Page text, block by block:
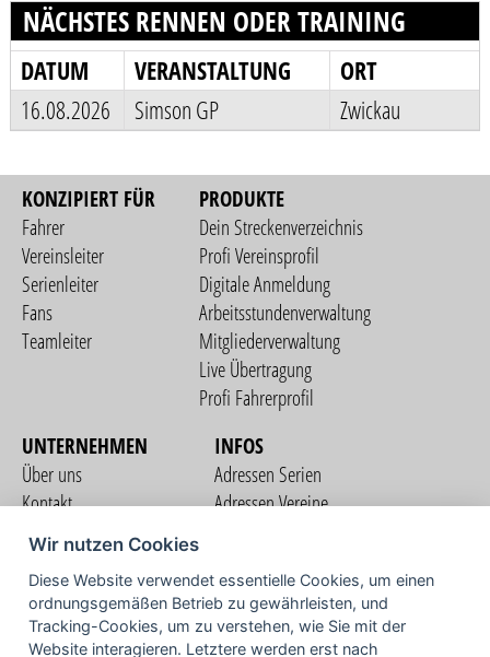
NÄCHSTES RENNEN ODER TRAINING
DATUM VERANSTALTUNG
ORT
16.08.2026
Simson GP Zwickau
KONZIPIERT FÜR
Fahrer
Vereinsleiter
Serienleiter
Fans
Teamleiter
PRODUKTE
Dein Streckenverzeichnis
Profi Vereinsprofil
Digitale Anmeldung
Arbeitsstundenverwaltung
Mitgliederverwaltung
Live Übertragung
Profi Fahrerprofil
UNTERNEHMEN
Über uns
Kontakt
Nutzungsbedingungen
Datenschutzerklärung
Impressum
INFOS
Adressen Serien
Adressen Vereine
COMMUNITY
Wir nutzen Cookies
Diese Website verwendet essentielle Cookies, um einen
ordnungsgemäßen Betrieb zu gewährleisten, und
Tracking-Cookies, um zu verstehen, wie Sie mit der
Website interagieren. Letztere werden erst nach